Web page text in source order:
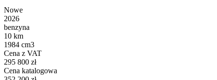
Nowe
2026
benzyna
10 km
1984 cm3
Cena z VAT
295 800 zł
Cena katalogowa